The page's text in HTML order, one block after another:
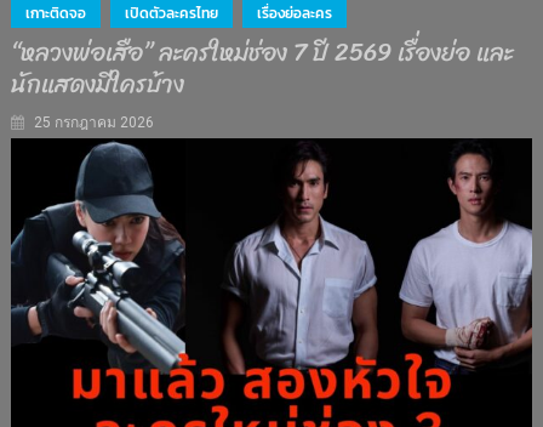
เกาะติดจอ
เปิดตัวละครไทย เรื่องย่อละคร
“หลวงพ่อเสือ” ละครใหม่ช่อง 7 ปี 2569 เรื่องย่อ และ
นักแสดงมีใครบ้าง
25 กรกฎาคม 2026